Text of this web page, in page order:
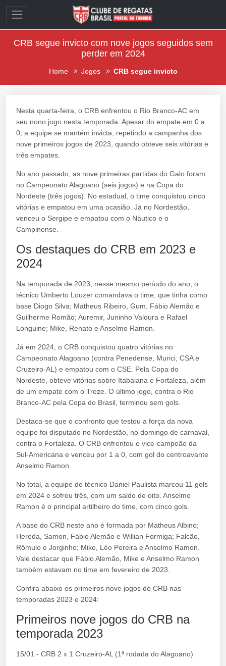
CRB segue invicto com nove jogos seguidos sem
perder em 2024
Home Jogos CRB segue invicto
Nesta quarta-feira, o CRB enfrentou o Rio Branco-AC em
seu nono jogo nesta temporada. Apesar do empate em 0 a
0, a equipe se mantém invicta, repetindo a campanha dos
nove primeiros jogos de 2023, quando obteve seis vitórias e
três empates.
No ano passado, as nove primeiras partidas do Galo foram
no Campeonato Alagoano (seis jogos) e na Copa do
Nordeste (três jogos). No estadual, o time conquistou cinco
vitórias e empatou em uma ocasião. Já no Nordestão,
venceu o Sergipe e empatou com o Náutico e o
Campinense.
Os destaques do CRB em 2023 e
2024
Na temporada de 2023, nesse mesmo período do ano, o
técnico Umberto Louzer comandava o time, que tinha como
base Diogo Silva; Matheus Ribeiro, Gum, Fábio Alemão e
Guilherme Romão; Auremir, Juninho Valoura e Rafael
Longuine; Mike, Renato e Anselmo Ramon.
Já em 2024, o CRB conquistou quatro vitórias no
Campeonato Alagoano (contra Penedense, Murici, CSA e
Cruzeiro-AL) e empatou com o CSE. Pela Copa do
Nordeste, obteve vitórias sobre Itabaiana e Fortaleza, além
de um empate com o Treze. O último jogo, contra o Rio
Branco-AC pela Copa do Brasil, terminou sem gols.
Destaca-se que o confronto que testou a força da nova
equipe foi disputado no Nordestão, no domingo de carnaval,
contra o Fortaleza. O CRB enfrentou o vice-campeão da
Sul-Americana e venceu por 1 a 0, com gol do centroavante
Anselmo Ramon.
No total, a equipe do técnico Daniel Paulista marcou 11 gols
em 2024 e sofreu três, com um saldo de oito. Anselmo
Ramon é o principal artilheiro do time, com cinco gols.
A base do CRB neste ano é formada por Matheus Albino;
Hereda, Samon, Fábio Alemão e Willian Formiga; Falcão,
Rômulo e Jorginho; Mike, Léo Pereira e Anselmo Ramon.
Vale destacar que Fábio Alemão, Mike e Anselmo Ramon
também estavam no time em fevereiro de 2023.
Confira abaixo os primeiros nove jogos do CRB nas
temporadas 2023 e 2024:
Primeiros nove jogos do CRB na
temporada 2023
15/01 - CRB 2 x 1 Cruzeiro-AL (1ª rodada do Alagoano)